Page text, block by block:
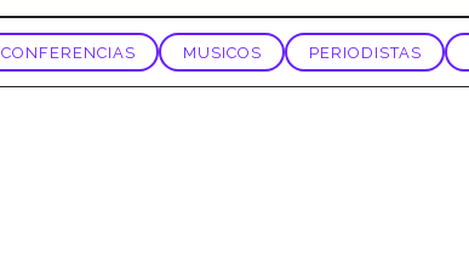
CONFERENCIAS MUSICOS PERIODISTAS